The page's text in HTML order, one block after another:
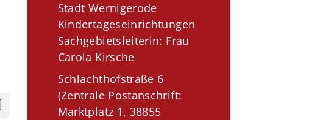
Stadt Wernigerode
Kindertageseinrichtungen
Sachgebietsleiterin: Frau
Carola Kirsche
Schlachthofstraße 6
(Zentrale Postanschrift:
Marktplatz 1, 38855